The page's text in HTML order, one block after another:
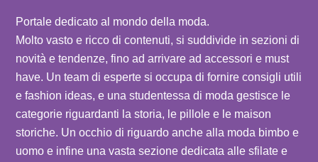
Portale dedicato al mondo della moda.
Molto vasto e ricco di contenuti, si suddivide in sezioni di
novità e tendenze, fino ad arrivare ad accessori e must
have. Un team di esperte si occupa di fornire consigli utili
e fashion ideas, e una studentessa di moda gestisce le
categorie riguardanti la storia, le pillole e le maison
storiche. Un occhio di riguardo anche alla moda bimbo e
uomo e infine una vasta sezione dedicata alle sfilate e